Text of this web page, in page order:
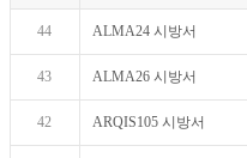
44 ALMA24 시방서
43 ALMA26 시방서
42 ARQIS105 시방서